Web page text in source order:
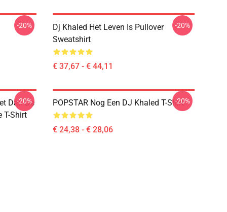
-20%
Dj Khaled Het Leven Is Pullover
Sweatshirt
€ 37,67 - € 44,11
-20%
Dan De
T-Shirt
-20% POPSTAR Nog Een DJ Khaled T-Shirt
€ 24,38 - € 28,06
-20%